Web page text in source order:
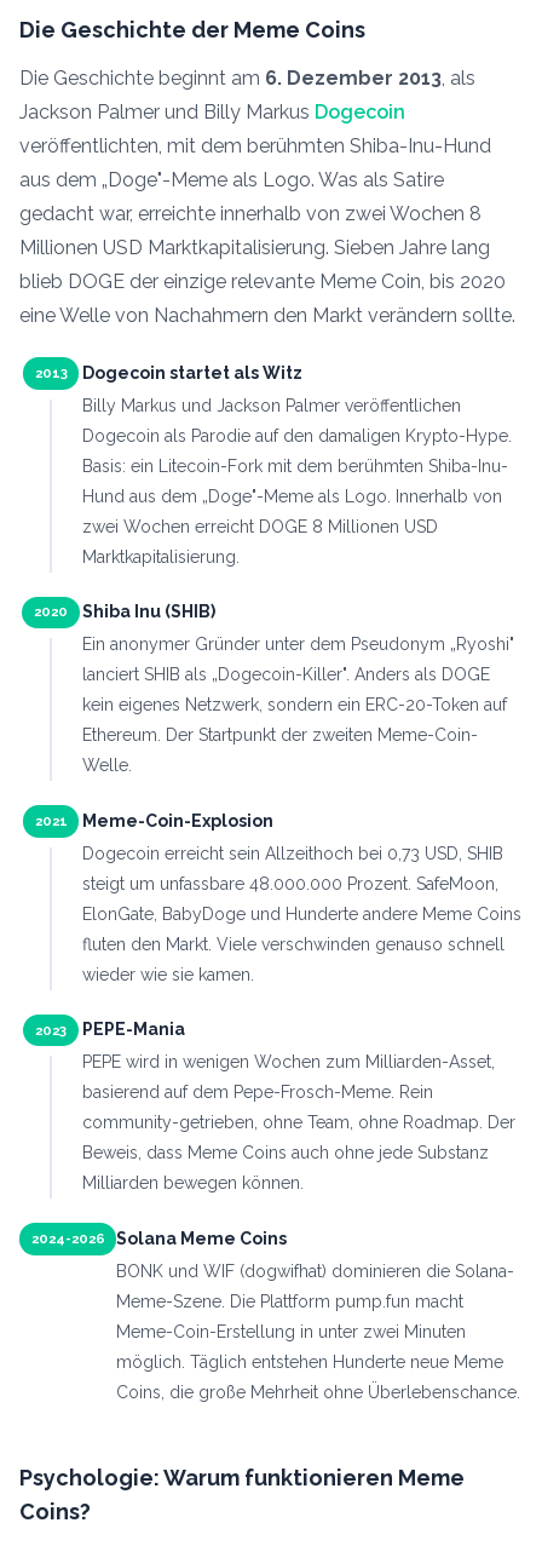
Die Geschichte der Meme Coins
Die Geschichte beginnt am 6. Dezember 2013, als
Jackson Palmer und Billy Markus Dogecoin
veröffentlichten, mit dem berühmten Shiba-Inu-Hund
aus dem „Doge"-Meme als Logo. Was als Satire
gedacht war, erreichte innerhalb von zwei Wochen 8
Millionen USD Marktkapitalisierung. Sieben Jahre lang
blieb DOGE der einzige relevante Meme Coin, bis 2020
eine Welle von Nachahmern den Markt verändern sollte.
2013
Dogecoin startet als Witz
Billy Markus und Jackson Palmer veröffentlichen
Dogecoin als Parodie auf den damaligen Krypto-Hype.
Basis: ein Litecoin-Fork mit dem berühmten Shiba-Inu-
Hund aus dem „Doge"-Meme als Logo. Innerhalb von
zwei Wochen erreicht DOGE 8 Millionen USD
Marktkapitalisierung.
2020
Shiba Inu (SHIB)
Ein anonymer Gründer unter dem Pseudonym „Ryoshi"
lanciert SHIB als „Dogecoin-Killer". Anders als DOGE
kein eigenes Netzwerk, sondern ein ERC-20-Token auf
Ethereum. Der Startpunkt der zweiten Meme-Coin-
Welle.
2021
Meme-Coin-Explosion
Dogecoin erreicht sein Allzeithoch bei 0,73 USD, SHIB
steigt um unfassbare 48.000.000 Prozent. SafeMoon,
ElonGate, BabyDoge und Hunderte andere Meme Coins
fluten den Markt. Viele verschwinden genauso schnell
wieder wie sie kamen.
2023
PEPE-Mania
PEPE wird in wenigen Wochen zum Milliarden-Asset,
basierend auf dem Pepe-Frosch-Meme. Rein
community-getrieben, ohne Team, ohne Roadmap. Der
Beweis, dass Meme Coins auch ohne jede Substanz
Milliarden bewegen können.
2024-2026
Solana Meme Coins
BONK und WIF (dogwifhat) dominieren die Solana-
Meme-Szene. Die Plattform pump.fun macht
Meme-Coin-Erstellung in unter zwei Minuten
möglich. Täglich entstehen Hunderte neue Meme
Coins, die große Mehrheit ohne Überlebenschance.
Psychologie: Warum funktionieren Meme
Coins?